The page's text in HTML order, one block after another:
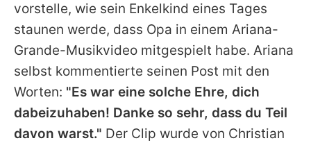
vorstelle, wie sein Enkelkind eines Tages
staunen werde, dass Opa in einem Ariana-
Grande-Musikvideo mitgespielt habe. Ariana
selbst kommentierte seinen Post mit den
Worten: "Es war eine solche Ehre, dich
dabeizuhaben! Danke so sehr, dass du Teil
davon warst." Der Clip wurde von Christian